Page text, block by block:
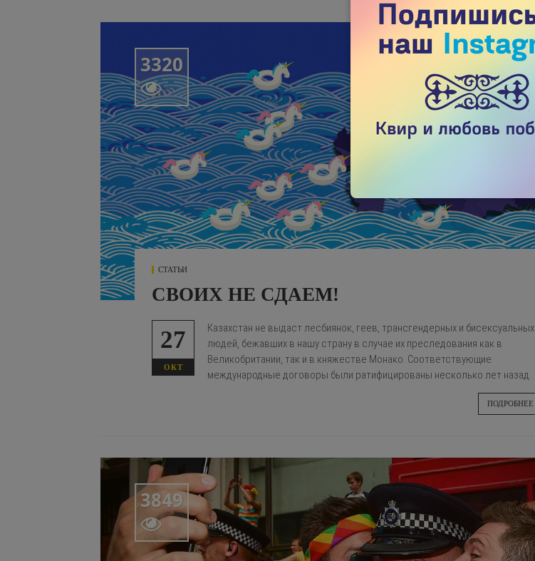
3320

СТАТЬИ
СВОИХ НЕ СДАЕМ!
27
ОКТ
Казахстан не выдаст лесбиянок, геев, трансгендерных и бисексуальных
людей, бежавших в нашу страну в случае их преследования как в
Великобритании, так и в княжестве Монако. Соответствующие
международные договоры были ратифицированы несколько лет назад.
ПОДРОБНЕЕ
3849
